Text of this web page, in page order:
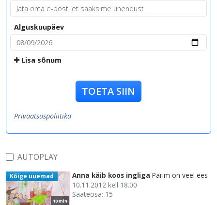
Alguskuupäev
Lisa sõnum
TOETA SIIN
Privaatsuspoliitika
AUTOPLAY
10 min
Kõige uuemad Anna käib koos ingliga Parim on veel ees
10.11.2012 kell 18.00
Saateosa: 15